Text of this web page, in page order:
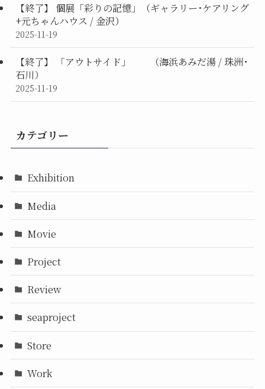
【終了】 個展「彩りの記憶」（ギャラリー･ケアリング
+元ちゃんハウス / 金沢）
2025-11-19
【終了】 「アウトサイド」 （海浜あみだ湯 / 珠洲･
石川）
2025-11-19
カテゴリー
Exhibition
Media
Movie
Project
Review
seaproject
Store
Work